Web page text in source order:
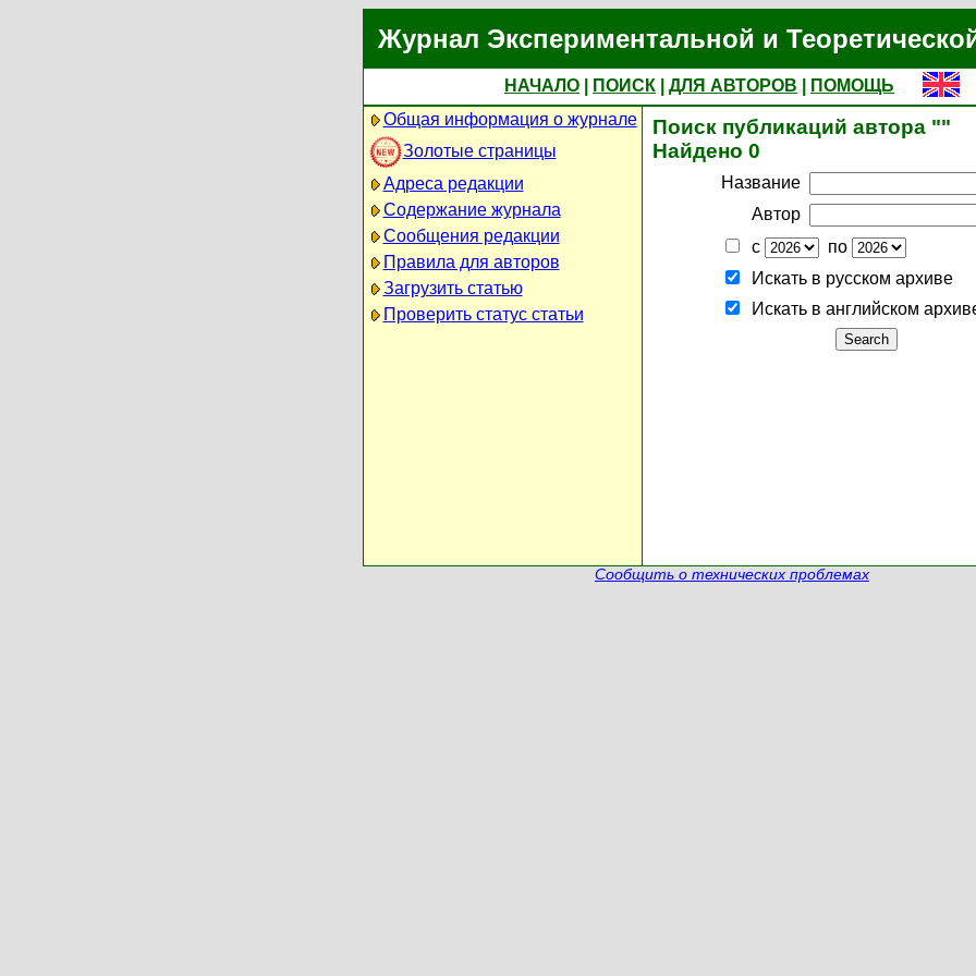
Журнал Экспериментальной и
НАЧАЛО ПОИСК ДЛЯ АВТОРОВ
ПОМОЩЬ
Общая информация о журнале
Золотые страницы
Адреса редакции
Содержание журнала
Сообщения редакции
Правила для авторов
Загрузить статью
Проверить статус статьи
Поиск публикаций автора ""
Найдено 0
Название
Автор
с
по
Искать в русском архиве
Искать в английском
Сообщить о технических проблемах